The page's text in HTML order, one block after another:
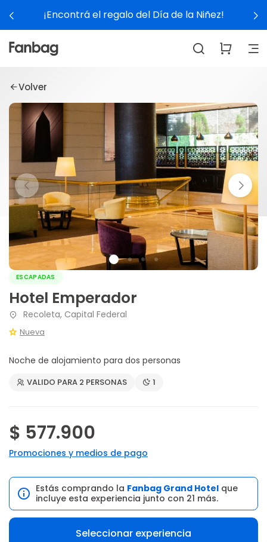
¡Encontrá el regalo del Día de la Niñez!
Volver
ESCAPADAS
Hotel Emperador
Recoleta, Capital Federal
Nueva
Noche de alojamiento para dos personas
VALIDO PARA 2 PERSONAS 1
$ 577.900
Promociones y medios de pago
Estás comprando la Fanbag Grand Hotel que
incluye esta experiencia junto con 21 más.
Seleccionar experiencia